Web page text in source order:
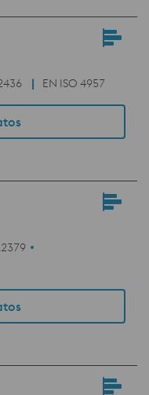
EN ISO 4957